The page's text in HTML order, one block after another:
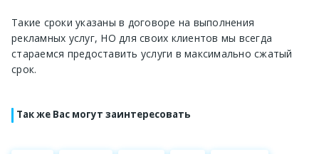
Такие сроки указаны в договоре на выполнения
рекламных услуг, НО для своих клиентов мы всегда
стараемся предоставить услуги в максимально сжатый
срок.
Так же Вас могут заинтересовать